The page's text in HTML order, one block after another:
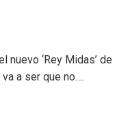
nuevo ‘Rey Midas’ de
a ser que no….